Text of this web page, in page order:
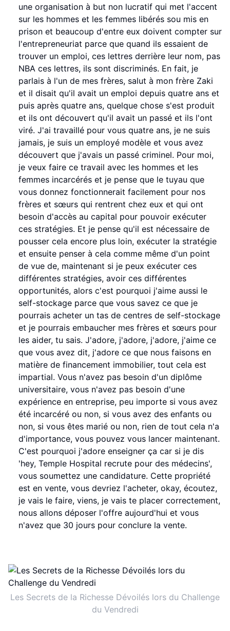
une organisation à but non lucratif qui met l'accent
sur les hommes et les femmes libérés sou mis en
prison et beaucoup d'entre eux doivent compter sur
l'entrepreneuriat parce que quand ils essaient de
trouver un emploi, ces lettres derrière leur nom, pas
NBA ces lettres, ils sont discriminés. En fait, je
parlais à l'un de mes frères, salut à mon frère Zaki
et il disait qu'il avait un emploi depuis quatre ans et
puis après quatre ans, quelque chose s'est produit
et ils ont découvert qu'il avait un passé et ils l'ont
viré. J'ai travaillé pour vous quatre ans, je ne suis
jamais, je suis un employé modèle et vous avez
découvert que j'avais un passé criminel. Pour moi,
je veux faire ce travail avec les hommes et les
femmes incarcérés et je pense que le tuyau que
vous donnez fonctionnerait facilement pour nos
frères et sœurs qui rentrent chez eux et qui ont
besoin d'accès au capital pour pouvoir exécuter
ces stratégies. Et je pense qu'il est nécessaire de
pousser cela encore plus loin, exécuter la stratégie
et ensuite penser à cela comme même d'un point
de vue de, maintenant si je peux exécuter ces
différentes stratégies, avoir ces différentes
opportunités, alors c'est pourquoi j'aime aussi le
self-stockage parce que vous savez ce que je
pourrais acheter un tas de centres de self-stockage
et je pourrais embaucher mes frères et sœurs pour
les aider, tu sais. J'adore, j'adore, j'adore, j'aime ce
que vous avez dit, j'adore ce que nous faisons en
matière de financement immobilier, tout cela est
impartial. Vous n'avez pas besoin d'un diplôme
universitaire, vous n'avez pas besoin d'une
expérience en entreprise, peu importe si vous avez
été incarcéré ou non, si vous avez des enfants ou
non, si vous êtes marié ou non, rien de tout cela n'a
d'importance, vous pouvez vous lancer maintenant.
C'est pourquoi j'adore enseigner ça car si je dis
'hey, Temple Hospital recrute pour des médecins',
vous soumettez une candidature. Cette propriété
est en vente, vous devriez l'acheter, okay, écoutez,
je vais le faire, viens, je vais te placer correctement,
nous allons déposer l'offre aujourd'hui et vous
n'avez que 30 jours pour conclure la vente.
Les Secrets de la Richesse Dévoilés lors du Challenge
du Vendredi